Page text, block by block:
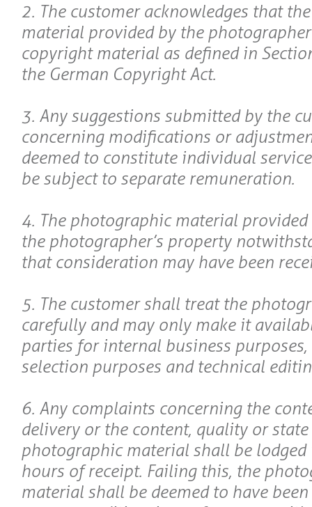
2. The customer acknowledges that
material provided by the
copyright material as defined in
the German Copyright Act.
3. Any suggestions submitted by the
concerning modifications or
deemed to constitute individual
be subject to separate remuneration.
4. The photographic material
the photographer’s property
that consideration may have been
5. The customer shall treat the
carefully and may only make it
parties for internal business
selection purposes and technical
6. Any complaints concerning the
delivery or the content, quality or
photographic material shall be
hours of receipt. Failing this, the
material shall be deemed to have